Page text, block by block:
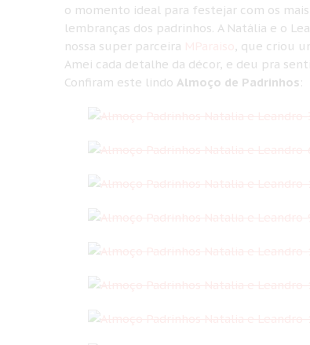
o momento ideal para festejar com os
lembranças dos padrinhos. A Natália e o
nossa super parceira
, que criou
Amei cada detalhe da décor, e deu pra
Confiram este lindo Almoço de Padrinhos: